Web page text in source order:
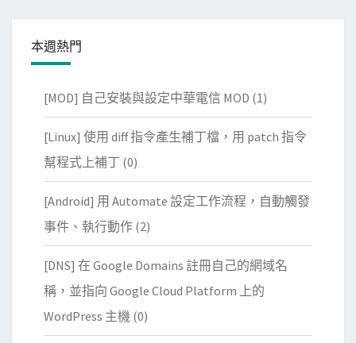
本週熱門
[MOD] 自己安裝與設定中華電信 MOD (1)
[Linux] 使用 diff 指令產生補丁檔，用 patch 指令
幫程式上補丁 (0)
[Android] 用 Automate 設定工作流程，自動觸發
事件、執行動作 (2)
[DNS] 在 Google Domains 註冊自己的網域名
稱，並指向 Google Cloud Platform 上的
WordPress 主機 (0)